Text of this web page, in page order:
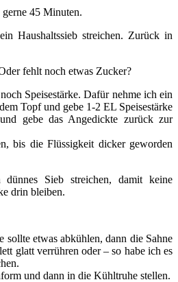
45 Minuten.
Haushaltssieb streichen. Zurück in
fehlt noch etwas Zucker?
Speisestärke. Dafür nehme ich ein
Topf und gebe 1-2 EL Speisestärke
gebe das Angedickte zurück zur
bis die Flüssigkeit dicker geworden
Sieb streichen, damit keine
drin bleiben.
sollte etwas abkühlen, dann die Sahne
glatt verrühren oder – so habe ich es
und dann in die Kühltruhe stellen.